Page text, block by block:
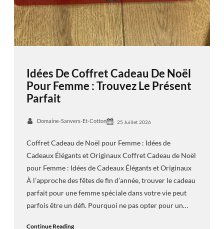
Idées De Coffret Cadeau De Noël
Pour Femme : Trouvez Le Présent
Parfait
Domaine-Sanvers-Et-Cotton 25 Juillet 2026
Coffret Cadeau de Noël pour Femme : Idées de
Cadeaux Élégants et Originaux Coffret Cadeau de Noël
pour Femme : Idées de Cadeaux Élégants et Originaux
À l’approche des fêtes de fin d’année, trouver le cadeau
parfait pour une femme spéciale dans votre vie peut
parfois être un défi. Pourquoi ne pas opter pour un…
Continue Reading